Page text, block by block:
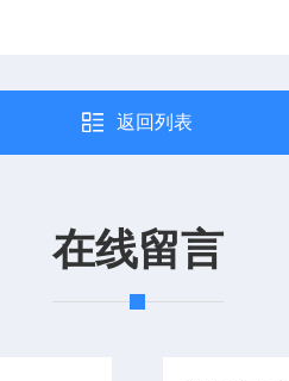
返回列表
在线留言